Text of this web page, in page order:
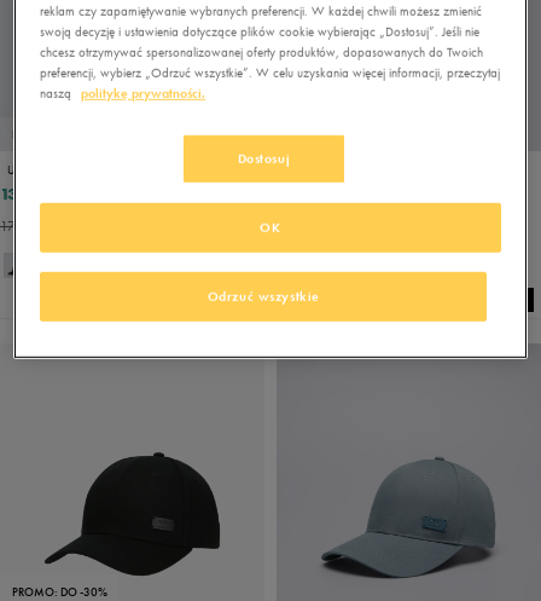
UMBRO CZAPKA UMBRO Z DASZKIEM GAMATA
13,99 zł
17,49 zł
UMBRO CZAPKA CLARANOO
PROMO: DO -30%
reklam czy zapamiętywanie wybranych preferencji. W każdej chwili możesz zmienić
swoją decyzję i ustawienia dotyczące plików cookie wybierając „Dostosuj”. Jeśli nie
chcesz otrzymywać spersonalizowanej oferty produktów, dopasowanych do Twoich
preferencji, wybierz „Odrzuć wszystkie”. W celu uzyskania więcej informacji, przeczytaj
naszą
politykę prywatności.
Dostosuj
Odrzuć wszystkie
OK